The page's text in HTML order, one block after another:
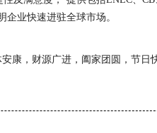
业快速进驻全球市场。
康，财源广进，阖家团圆，节日